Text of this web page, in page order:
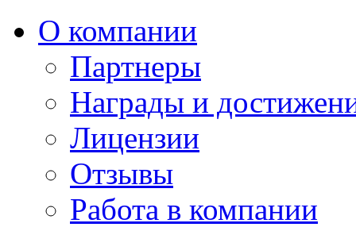
О компании
Партнеры
Награды и
Лицензии
Отзывы
Работа в компании